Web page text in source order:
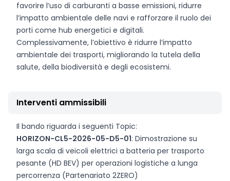
favorire l’uso di carburanti a basse emissioni, ridurre
l’impatto ambientale delle navi e rafforzare il ruolo dei
porti come hub energetici e digitali.
Complessivamente, l’obiettivo è ridurre l’impatto
ambientale dei trasporti, migliorando la tutela della
salute, della biodiversità e degli ecosistemi.
Interventi ammissibili
Il bando riguarda i seguenti Topic:
HORIZON-CL5-2026-05-D5-01: Dimostrazione su
larga scala di veicoli elettrici a batteria per trasporto
pesante (HD BEV) per operazioni logistiche a lunga
percorrenza (Partenariato 2ZERO)